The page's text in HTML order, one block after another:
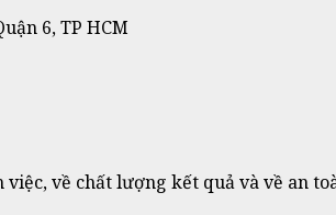
6, TP HCM
về chất lượng kết quả và về an